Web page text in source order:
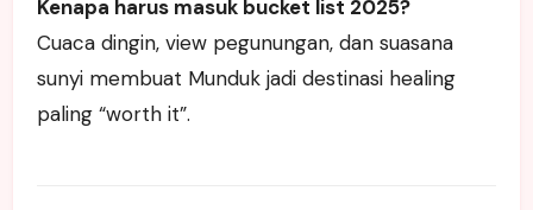
Kenapa harus masuk bucket list 2025?
Cuaca dingin, view pegunungan, dan suasana
sunyi membuat Munduk jadi destinasi healing
paling “worth it”.